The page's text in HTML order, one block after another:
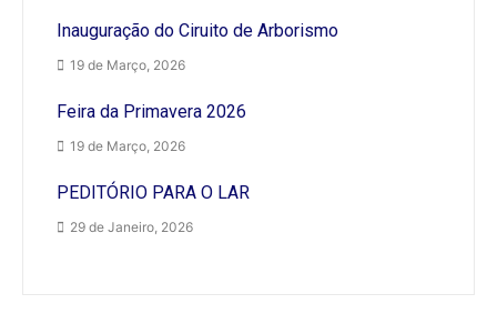
Inauguração do Ciruito de Arborismo
19 de Março, 2026
Feira da Primavera 2026
19 de Março, 2026
PEDITÓRIO PARA O LAR
29 de Janeiro, 2026